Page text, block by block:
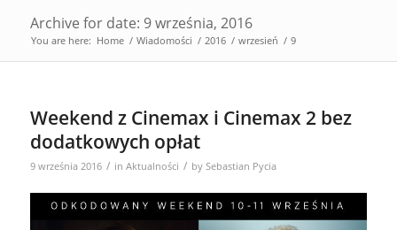
Archive for date: 9 września, 2016
You are here: Home / Wiadomości / 2016 / wrzesień / 9
Weekend z Cinemax i Cinemax 2 bez
dodatkowych opłat
9 września 2016 / in Aktualności / by Sebastian Pycia